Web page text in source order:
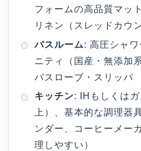
フォームの高品質マッ
リネン（スレッドカウ
バスルーム: 高圧シャ
ニティ（国産・無添加
バスローブ・スリッパ
キッチン: IHもしくは
上）、基本的な調理器
ンダー、コーヒーメー
理しやすい）